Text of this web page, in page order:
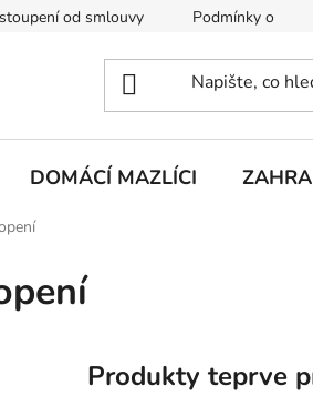
od smlouvy Podmínky
DOMÁCÍ MAZLÍCI
Produkty teprve